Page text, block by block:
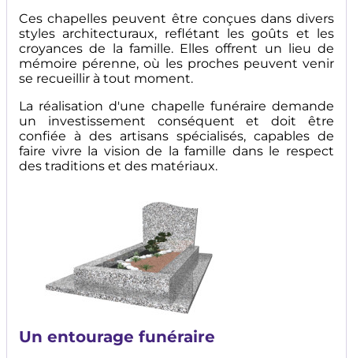
Ces chapelles peuvent être conçues dans divers
styles architecturaux, reflétant les goûts et les
croyances de la famille. Elles offrent un lieu de
mémoire pérenne, où les proches peuvent venir
se recueillir à tout moment.
La réalisation d'une chapelle funéraire demande
un investissement conséquent et doit être
confiée à des artisans spécialisés, capables de
faire vivre la vision de la famille dans le respect
des traditions et des matériaux.
Un entourage funéraire